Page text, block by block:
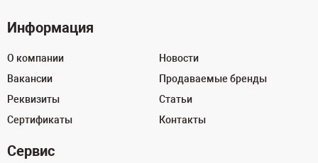
Информация
О компании
Вакансии
Реквизиты
Сертификаты
Новости
Продаваемые бренды
Статьи
Контакты
Сервис